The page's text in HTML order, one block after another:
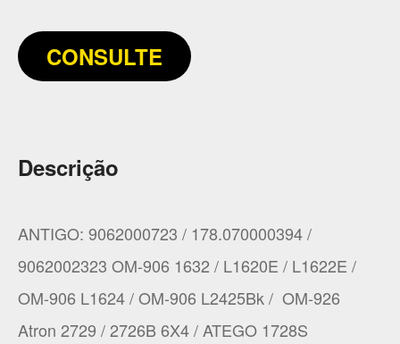
CONSULTE
Descrição
ANTIGO: 9062000723 / 178.070000394 /
9062002323 OM-906 1632 / L1620E / L1622E /
OM-906 L1624 / OM-906 L2425Bk / OM-926
Atron 2729 / 2726B 6X4 / ATEGO 1728S